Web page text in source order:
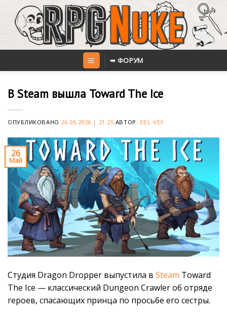
content
➥ ФОРУМ
В Steam вышла Toward The Ice
ОПУБЛИКОВАНО 26.05.2026 | 21:25 АВТОР: DEL-VEY
26
Май
Студия Dragon Dropper выпустила в Steam Toward
The Ice — классический Dungeon Crawler об отряде
героев, спасающих принца по просьбе его сестры.